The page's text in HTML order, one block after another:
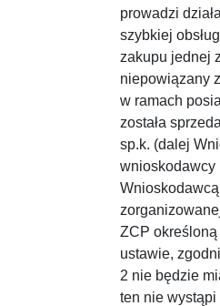
prowadzi
szybkiej
zakupu jednej
niepowiązany
w ramach
została
sp.k. (dalej
wnioskodawcy
ZCP
ustawie,
2 nie będzie
ten nie